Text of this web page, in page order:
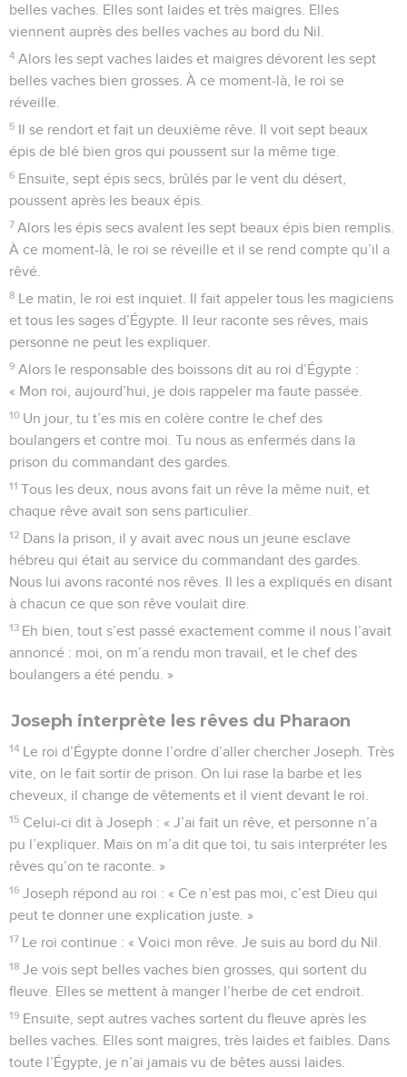
belles vaches. Elles sont laides et très maigres. Elles
viennent auprès des belles vaches au bord du Nil.
4 Alors les sept vaches laides et maigres dévorent les sept
belles vaches bien grosses. À ce moment-là, le roi se
réveille.
5 Il se rendort et fait un deuxième rêve. Il voit sept beaux
épis de blé bien gros qui poussent sur la même tige.
6 Ensuite, sept épis secs, brûlés par le vent du désert,
poussent après les beaux épis.
7 Alors les épis secs avalent les sept beaux épis bien remplis.
À ce moment-là, le roi se réveille et il se rend compte qu’il a
rêvé.
8 Le matin, le roi est inquiet. Il fait appeler tous les magiciens
et tous les sages d’Égypte. Il leur raconte ses rêves, mais
personne ne peut les expliquer.
9 Alors le responsable des boissons dit au roi d’Égypte :
« Mon roi, aujourd’hui, je dois rappeler ma faute passée.
10 Un jour, tu t’es mis en colère contre le chef des
boulangers et contre moi. Tu nous as enfermés dans la
prison du commandant des gardes.
11 Tous les deux, nous avons fait un rêve la même nuit, et
chaque rêve avait son sens particulier.
12 Dans la prison, il y avait avec nous un jeune esclave
hébreu qui était au service du commandant des gardes.
Nous lui avons raconté nos rêves. Il les a expliqués en disant
à chacun ce que son rêve voulait dire.
13 Eh bien, tout s’est passé exactement comme il nous l’avait
annoncé : moi, on m’a rendu mon travail, et le chef des
boulangers a été pendu. »
Joseph interprète les rêves du Pharaon
14 Le roi d’Égypte donne l’ordre d’aller chercher Joseph. Très
vite, on le fait sortir de prison. On lui rase la barbe et les
cheveux, il change de vêtements et il vient devant le roi.
15 Celui-ci dit à Joseph : « J’ai fait un rêve, et personne n’a
pu l’expliquer. Mais on m’a dit que toi, tu sais interpréter les
rêves qu’on te raconte. »
16 Joseph répond au roi : « Ce n’est pas moi, c’est Dieu qui
peut te donner une explication juste. »
17 Le roi continue : « Voici mon rêve. Je suis au bord du Nil.
18 Je vois sept belles vaches bien grosses, qui sortent du
fleuve. Elles se mettent à manger l’herbe de cet endroit.
19 Ensuite, sept autres vaches sortent du fleuve après les
belles vaches. Elles sont maigres, très laides et faibles. Dans
toute l’Égypte, je n’ai jamais vu de bêtes aussi laides.